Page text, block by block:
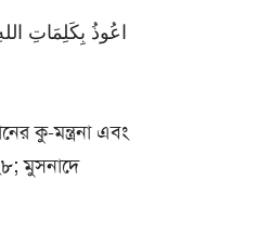
কু-মন্ত্রনা এবং
মুসনাদে